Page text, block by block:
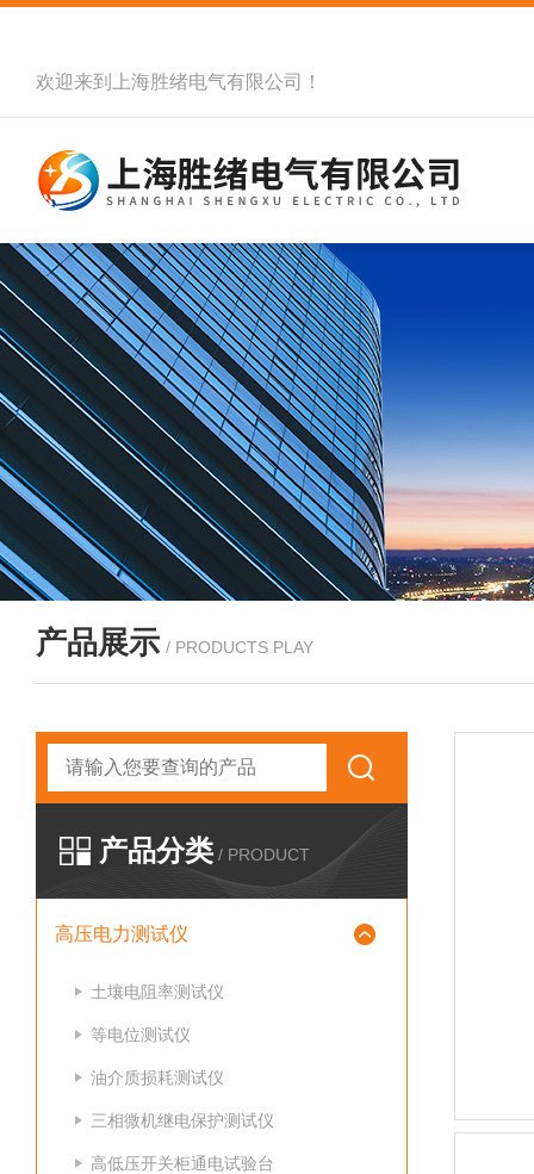
欢迎来到 上海胜绪电气有限公司 ！
产品展示 / PRODUCTS PLAY
产品分类 / PRODUCT
高压电力测试仪
土壤电阻率测试仪
等电位测试仪
油介质损耗测试仪
三相微机继电保护测试仪
高低压开关柜通电试验台